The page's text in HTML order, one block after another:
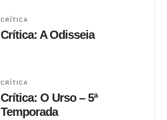
CRÍTICA
Crítica: A Odisseia
CRÍTICA
Crítica: O Urso – 5ª
Temporada